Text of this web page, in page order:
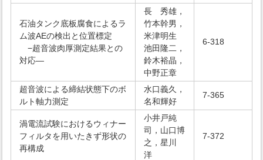
石油タンク底板腐食によるラ
ム波AEの検出と位置標定
−超音波肉厚測定結果との
対応―
長 秀雄，
竹本幹男，
米津明生
池田隆二，
鈴木裕晶，
中野正章
6-318
超音波による締結状態下のボ
ルト軸力測定
水口義久，
名和輝好
7-365
渦電流試験におけるウィナー
フィルタを用いたきず形状の
再構成
小井戸純
司，山口博
之，星川
洋
7-372